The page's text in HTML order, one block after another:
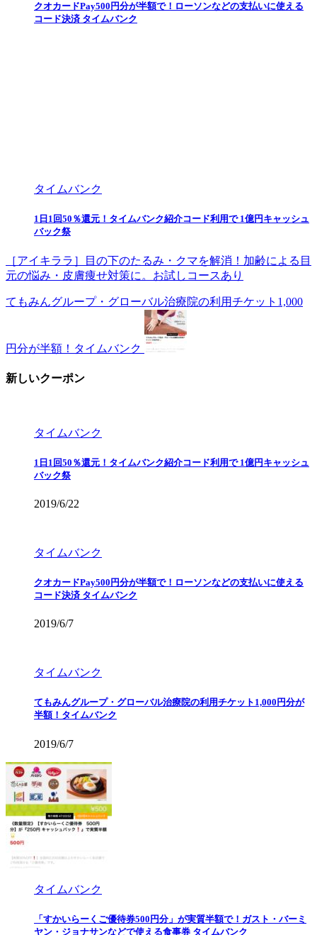
クオカードPay500円分が半額で！ローソンなどの支払いに使える
コード決済 タイムバンク
タイムバンク
1日1回50％還元！タイムバンク紹介コード利用で 1億円キャッシュ
バック祭
［アイキララ］目の下のたるみ・クマを解消！加齢による目
元の悩み・皮膚痩せ対策に。お試しコースあり
てもみんグループ・グローバル治療院の利用チケット1,000
円分が半額！タイムバンク
新しいクーポン
タイムバンク
1日1回50％還元！タイムバンク紹介コード利用で 1億円キャッシュ
バック祭
2019/6/22
タイムバンク
クオカードPay500円分が半額で！ローソンなどの支払いに使える
コード決済 タイムバンク
2019/6/7
タイムバンク
てもみんグループ・グローバル治療院の利用チケット1,000円分が
半額！タイムバンク
2019/6/7
タイムバンク
「すかいらーくご優待券500円分」が実質半額で！ガスト・バーミ
ヤン・ジョナサンなどで使える食事券 タイムバンク